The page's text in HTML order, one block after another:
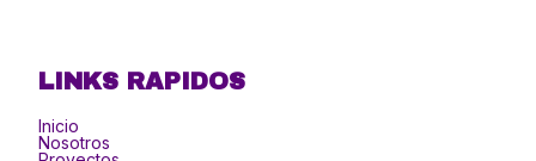
LINKS RAPIDOS
Inicio
Nosotros